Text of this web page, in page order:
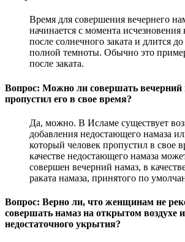
Время для совершения вечернего
начинается с момента исчезновения
после солнечного заката и длится
полной темноты. Обычно это
после заката.
Вопрос: Можно ли совершать вечерний
пропустил его в свое время?
Да, можно. В Исламе существует
добавления недостающего намаза
который человек пропустил в свое
качестве недостающего намаза
совершен вечерний намаз, в
раката намаза, принятого по
Вопрос: Верно ли, что женщинам не
совершать намаз на открытом воздухе
недостаточного укрытия?